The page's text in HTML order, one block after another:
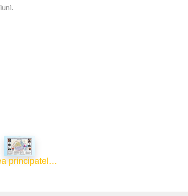
Unirea principatelor și constituirea României - 70x100